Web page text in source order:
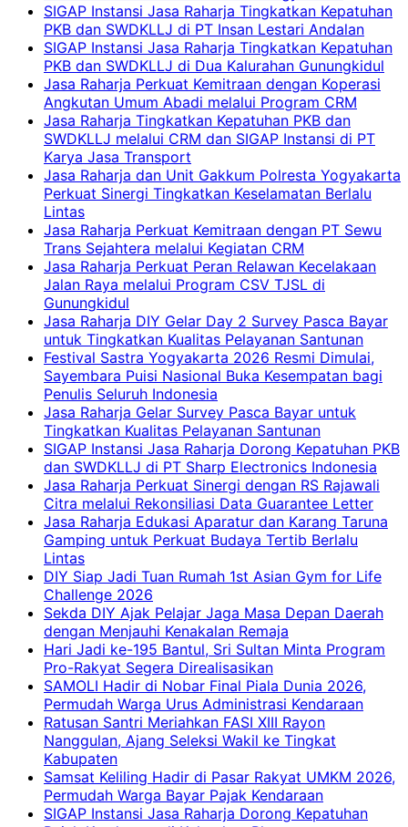
SIGAP Instansi Jasa Raharja Tingkatkan Kepatuhan
PKB dan SWDKLLJ di PT Insan Lestari Andalan
SIGAP Instansi Jasa Raharja Tingkatkan Kepatuhan
PKB dan SWDKLLJ di Dua Kalurahan Gunungkidul
Jasa Raharja Perkuat Kemitraan dengan Koperasi
Angkutan Umum Abadi melalui Program CRM
Jasa Raharja Tingkatkan Kepatuhan PKB dan
SWDKLLJ melalui CRM dan SIGAP Instansi di PT
Karya Jasa Transport
Jasa Raharja dan Unit Gakkum Polresta Yogyakarta
Perkuat Sinergi Tingkatkan Keselamatan Berlalu
Lintas
Jasa Raharja Perkuat Kemitraan dengan PT Sewu
Trans Sejahtera melalui Kegiatan CRM
Jasa Raharja Perkuat Peran Relawan Kecelakaan
Jalan Raya melalui Program CSV TJSL di
Gunungkidul
Jasa Raharja DIY Gelar Day 2 Survey Pasca Bayar
untuk Tingkatkan Kualitas Pelayanan Santunan
Festival Sastra Yogyakarta 2026 Resmi Dimulai,
Sayembara Puisi Nasional Buka Kesempatan bagi
Penulis Seluruh Indonesia
Jasa Raharja Gelar Survey Pasca Bayar untuk
Tingkatkan Kualitas Pelayanan Santunan
SIGAP Instansi Jasa Raharja Dorong Kepatuhan PKB
dan SWDKLLJ di PT Sharp Electronics Indonesia
Jasa Raharja Perkuat Sinergi dengan RS Rajawali
Citra melalui Rekonsiliasi Data Guarantee Letter
Jasa Raharja Edukasi Aparatur dan Karang Taruna
Gamping untuk Perkuat Budaya Tertib Berlalu
Lintas
DIY Siap Jadi Tuan Rumah 1st Asian Gym for Life
Challenge 2026
Sekda DIY Ajak Pelajar Jaga Masa Depan Daerah
dengan Menjauhi Kenakalan Remaja
Hari Jadi ke-195 Bantul, Sri Sultan Minta Program
Pro-Rakyat Segera Direalisasikan
SAMOLI Hadir di Nobar Final Piala Dunia 2026,
Permudah Warga Urus Administrasi Kendaraan
Ratusan Santri Meriahkan FASI XIII Rayon
Nanggulan, Ajang Seleksi Wakil ke Tingkat
Kabupaten
Samsat Keliling Hadir di Pasar Rakyat UMKM 2026,
Permudah Warga Bayar Pajak Kendaraan
SIGAP Instansi Jasa Raharja Dorong Kepatuhan